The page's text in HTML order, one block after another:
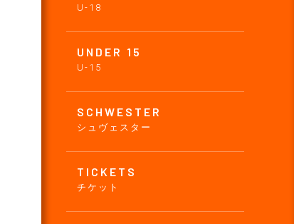
U-18
UNDER 15
U-15
SCHWESTER
シュヴェスター
TICKETS
チケット